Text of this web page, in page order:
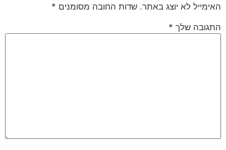
האימייל לא יוצג באתר. שדות החובה מסומנים *
התגובה שלך *